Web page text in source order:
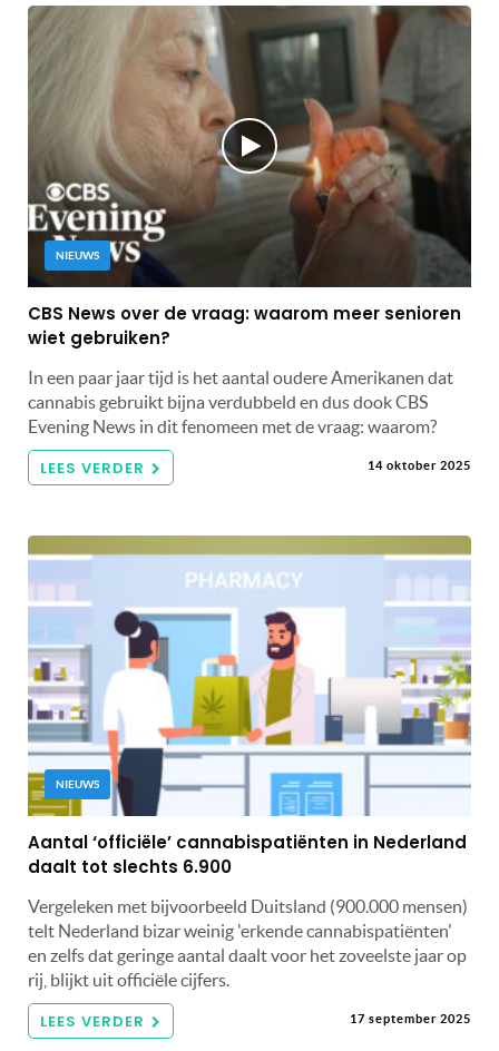
NIEUWS
CBS News over de vraag: waarom meer senioren
wiet gebruiken?
In een paar jaar tijd is het aantal oudere Amerikanen dat
cannabis gebruikt bijna verdubbeld en dus dook CBS
Evening News in dit fenomeen met de vraag: waarom?
LEES VERDER 14 oktober 2025
NIEUWS
Aantal ‘officiële’ cannabispatiënten in Nederland
daalt tot slechts 6.900
Vergeleken met bijvoorbeeld Duitsland (900.000 mensen)
telt Nederland bizar weinig 'erkende cannabispatiënten'
en zelfs dat geringe aantal daalt voor het zoveelste jaar op
rij, blijkt uit officiële cijfers.
LEES VERDER 17 september 2025